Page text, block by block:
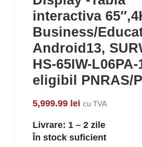
interactiva
Business/
Android13,
HS-65IW-L06PA-
eligibil PNRAS/
5,999.99 lei cu TVA
Livrare: 1 – 2 zile
În stock suficient